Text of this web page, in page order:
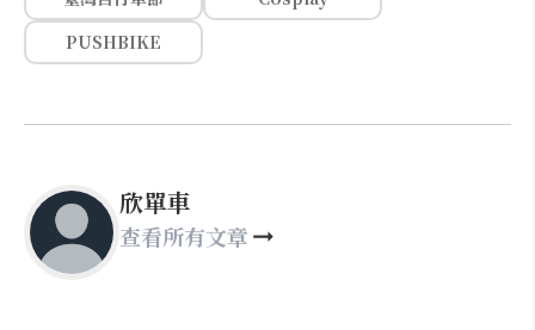
PUSHBIKE
欣單車
查看所有文章